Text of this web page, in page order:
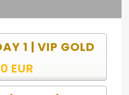
1 | VIP GOLD
EUR